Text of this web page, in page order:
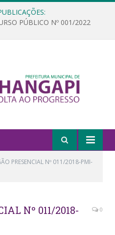
PÚBLICO Nº 001/2022
PRESENCIAL Nº 011/2018-PMI-
Nº 011/2018-
0